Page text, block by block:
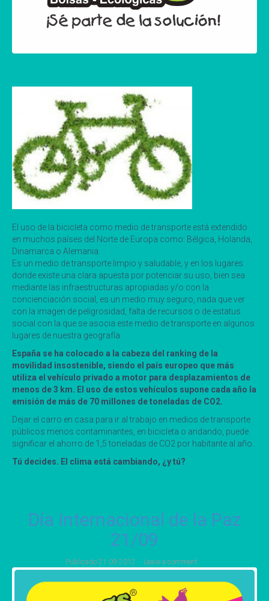
El uso de la bicicleta como medio de transporte está extendido
en muchos países del Norte de Europa como: Bélgica, Holanda,
Dinamarca o Alemania.
Es un medio de transporte limpio y saludable, y en los lugares
donde existe una clara apuesta por potenciar su uso, bien sea
mediante las infraestructuras apropiadas y/o con la
concienciación social, es un medio muy seguro, nada que ver
con la imagen de peligrosidad, falta de recursos o de estatus
social con la que se asocia este medio de transporte en algunos
lugares de nuestra geografía.
España se ha colocado a la cabeza del ranking de la
movilidad insostenible, siendo el país europeo que más
utiliza el vehículo privado a motor para desplazamientos de
menos de 3 km. El uso de estos vehículos supone cada año la
emisión de más de 70 millones de toneladas de CO2.
Dejar el carro en casa para ir al trabajo en medios de transporte
públicos menos contaminantes, en bicicleta o andando, puede
significar el ahorro de 1,5 toneladas de CO2 por habitante al año.
Tú decides. El clima está cambiando, ¿y tú?
Día Internacional de la Paz
21/09
Publicado 21 09 2012 Leave a comment